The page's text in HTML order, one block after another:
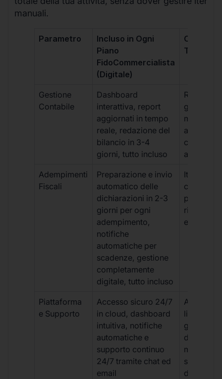
manuali.
Parametro
Incluso in Ogni
Piano
FidoCommercialista
(Digitale)
Gestione
Contabile
Dashboard
interattiva, report
aggiornati in tempo
reale, redazione del
bilancio in 3-4
giorni, tutto incluso
Report
gestione
manuale,
con
aggiuntivi
Adempimenti
Fiscali
Preparazione e invio
automatico delle
dichiarazioni in 2-3
giorni per ogni
adempimento,
notifiche
automatiche per
scadenze, gestione
completamente
digitale, tutto incluso
Iter
costi
per ogni
rischio di
e
Piattaforma
e Supporto
Accesso sicuro 24/7
in cloud, dashboard
intuitiva, notifiche
automatiche e
supporto continuo
24/7 tramite chat ed
email
Accesso
limitato,
gestione
manuale,
supporto